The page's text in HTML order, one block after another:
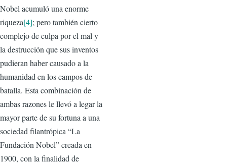
Nobel acumuló una enorme
riqueza[4]; pero también cierto
complejo de culpa por el mal y
la destrucción que sus inventos
pudieran haber causado a la
humanidad en los campos de
batalla. Esta combinación de
ambas razones le llevó a legar la
mayor parte de su fortuna a una
sociedad filantrópica “La
Fundación Nobel” creada en
1900, con la finalidad de